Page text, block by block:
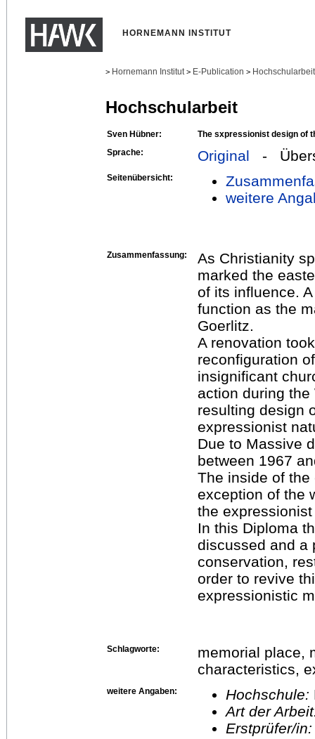
HORNEMANN INSTITUT
> Hornemann Institut > E-Publication >
Hochschularbeit
Sven Hübner:
The sxpressionist design of
Sprache:
Original -
Seitenübersicht:
weitere
Zusammenfassung:
As Christianity
marked the
of its influence.
function as the
Goerlitz.
A renovation
reconfiguration
insignificant
action during the
resulting design
expressionist
Due to Massive
between 1967
The inside of
exception of the
the
In this Diploma
discussed and a
conservation,
order to revive
expressionistic
Schlagworte:
memorial place,
characteristics,
weitere Angaben: Hochschule:
Art der
Erstprüfer/